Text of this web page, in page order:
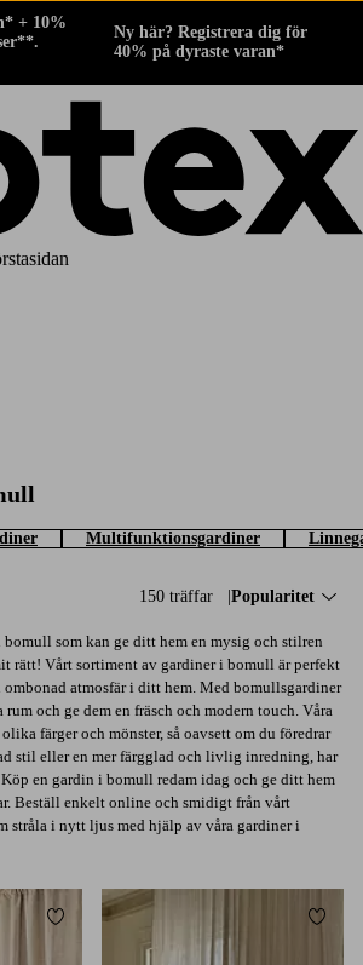
+ 10%
Ny här? Registrera dig för
40% på dyraste varan*
produkter
Multifunktionsgardiner
150 träffar Sortera på:
Popularitet
som kan ge ditt hem en mysig och stilren
rätt! Vårt sortiment av gardiner i bomull är perfekt
atmosfär i ditt hem. Med bomullsgardiner
och ge dem en fräsch och modern touch. Våra
färger och mönster, så oavsett om du föredrar
stil eller en mer färgglad och livlig inredning, har
en gardin i bomull redam idag och ge ditt hem
Beställ enkelt online och smidigt från vårt
stråla i nytt ljus med hjälp av våra gardiner i
Lägg till i favoriter Lägg